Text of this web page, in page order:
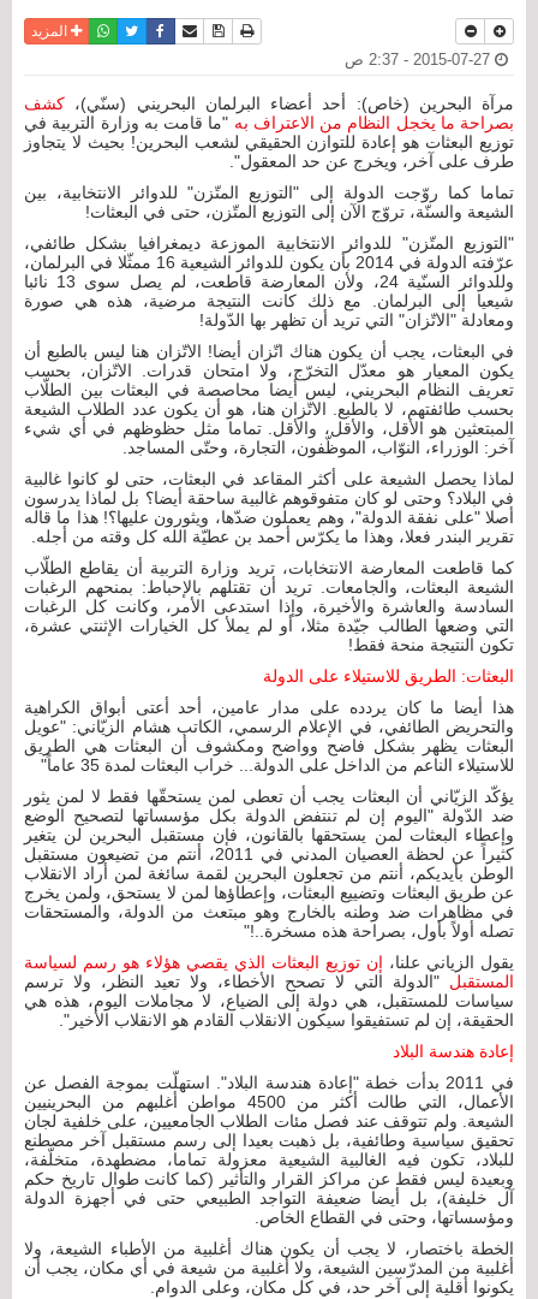
نسخة للطباعة
حفظ الموضوع
أرسل الى صديق
فيسبوكتويترواتسابالمزيد
مرآة البحرين (خاص): أحد أعضاء البرلمان البحريني (سنّي)، كشف
بصراحة ما يخجل النظام من الاعتراف به "ما قامت به وزارة التربية في
توزيع البعثات هو إعادة للتوازن الحقيقي لشعب البحرين! بحيث لا يتجاوز
طرف على آخر، ويخرج عن حد المعقول".
تماما كما روّجت الدولة إلى "التوزيع المتّزن" للدوائر الانتخابية، بين
الشيعة والسنّة، تروّج الآن إلى التوزيع المتّزن، حتى في البعثات!
"التوزيع المتّزن" للدوائر الانتخابية الموزعة ديمغرافيا بشكل طائفي،
عرّفته الدولة في 2014 بأن يكون للدوائر الشيعية 16 ممثّلا في البرلمان،
وللدوائر السنّية 24، ولأن المعارضة قاطعت، لم يصل سوى 13 نائبا
شيعيا إلى البرلمان. مع ذلك كانت النتيجة مرضية، هذه هي صورة
ومعادلة "الاتّزان" التي تريد أن تظهر بها الدّولة!
في البعثات، يجب أن يكون هناك اتّزان أيضا! الاتّزان هنا ليس بالطبع أن
يكون المعيار هو معدّل التخرّج، ولا امتحان قدرات. الاتّزان، بحسب
تعريف النظام البحريني، ليس أيضا محاصصة في البعثات بين الطلّاب
بحسب طائفتهم، لا بالطبع. الاتّزان هنا، هو أن يكون عدد الطلاب الشيعة
المبتعثين هو الأقل، والأقل، والأقل. تماما مثل حظوظهم في أي شيء
آخر: الوزراء، النوّاب، الموظّفون، التجارة، وحتّى المساجد.
لماذا يحصل الشيعة على أكثر المقاعد في البعثات، حتى لو كانوا غالبية
في البلاد؟ وحتى لو كان متفوقوهم غالبية ساحقة أيضا؟ بل لماذا يدرسون
أصلا "على نفقة الدولة"، وهم يعملون ضدّها، ويثورون عليها؟! هذا ما قاله
تقرير البندر فعلا، وهذا ما يكرّس أحمد بن عطيّة الله كل وقته من أجله.
كما قاطعت المعارضة الانتخابات، تريد وزارة التربية أن يقاطع الطلّاب
الشيعة البعثات، والجامعات. تريد أن تقتلهم بالإحباط: بمنحهم الرغبات
السادسة والعاشرة والأخيرة، وإذا استدعى الأمر، وكانت كل الرغبات
التي وضعها الطالب جيّدة مثلا، أو لم يملأ كل الخيارات الإثنتي عشرة،
تكون النتيجة منحة فقط!
البعثات: الطريق للاستيلاء على الدولة
هذا أيضا ما كان يردده على مدار عامين، أحد أعتى أبواق الكراهية
والتحريض الطائفي، في الإعلام الرسمي، الكاتب هشام الزيّاني: "عويل
البعثات يظهر بشكل فاضح وواضح ومكشوف أن البعثات هي الطريق
للاستيلاء الناعم من الداخل على الدولة... خراب البعثات لمدة 35 عاماً"
يؤكّد الزيّاني أن البعثات يجب أن تعطى لمن يستحقّها فقط لا لمن يثور
ضد الدّولة "اليوم إن لم تنتفض الدولة بكل مؤسساتها لتصحيح الوضع
وإعطاء البعثات لمن يستحقها بالقانون، فإن مستقبل البحرين لن يتغير
كثيراً عن لحظة العصيان المدني في 2011، أنتم من تضيعون مستقبل
الوطن بأيديكم، أنتم من تجعلون البحرين لقمة سائغة لمن أراد الانقلاب
عن طريق البعثات وتضييع البعثات، وإعطاؤها لمن لا يستحق، ولمن يخرج
في مظاهرات ضد وطنه بالخارج وهو مبتعث من الدولة، والمستحقات
تصله أولاً بأول، بصراحة هذه مسخرة..!"
يقول الزياني علنا، إن توزيع البعثات الذي يقصي هؤلاء هو رسم لسياسة
المستقبل "الدولة التي لا تصحح الأخطاء، ولا تعيد النظر، ولا ترسم
سياسات للمستقبل، هي دولة إلى الضياع، لا مجاملات اليوم، هذه هي
الحقيقة، إن لم تستفيقوا سيكون الانقلاب القادم هو الانقلاب الأخير".
إعادة هندسة البلاد
في 2011 بدأت خطة "إعادة هندسة البلاد". استهلّت بموجة الفصل عن
الأعمال، التي طالت أكثر من 4500 مواطن أغلبهم من البحرينيين
الشيعة. ولم تتوقف عند فصل مئات الطلاب الجامعيين، على خلفية لجان
تحقيق سياسية وطائفية، بل ذهبت بعيدا إلى رسم مستقبل آخر مصطنع
للبلاد، تكون فيه الغالبية الشيعية معزولة تماما، مضطهدة، متخلّفة،
وبعيدة ليس فقط عن مراكز القرار والتأثير (كما كانت طوال تاريخ حكم
آل خليفة)، بل أيضا ضعيفة التواجد الطبيعي حتى في أجهزة الدولة
ومؤسساتها، وحتى في القطاع الخاص.
الخطة باختصار، لا يجب أن يكون هناك أغلبية من الأطباء الشيعة، ولا
أغلبية من المدرّسين الشيعة، ولا أغلبية من شيعة في أي مكان، يجب أن
يكونوا أقلية إلى آخر حد، في كل مكان، وعلى الدوام.